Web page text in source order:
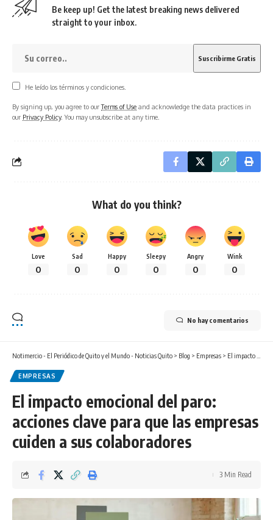
Be keep up! Get the latest breaking news delivered
straight to your inbox.
He leído los términos y condiciones.
By signing up, you agree to ourTerms of Use and acknowledge the data practices in
our Privacy Policy. You may unsubscribe at any time.
What do you think?
Love
0
Sad
0
Happy
0
Sleepy
0
Angry
0
Wink
0
No hay comentarios
Notimercio - El Periódico de Quito y el Mundo - Noticias Quito > Blog > Empresas > El impacto emocional del paro: acciones clave para que las empresas cuiden a sus colaboradores
EMPRESAS
El impacto emocional del paro:
acciones clave para que las empresas
cuiden a sus colaboradores
3 Min Read